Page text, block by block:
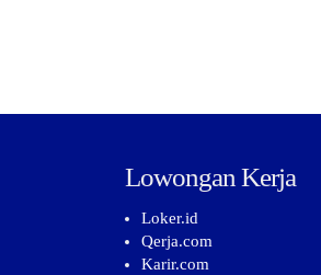
Lowongan Kerja
Loker.id
Qerja.com
Karir.com